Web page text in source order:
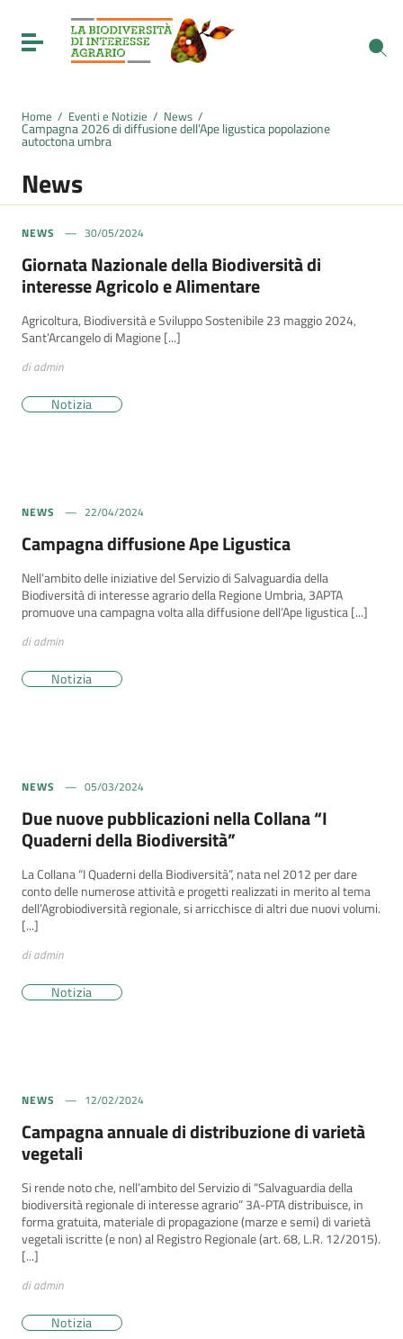
Vai al menu di navigazione
Vai al footer
Toggle navigation
Home / Eventi e Notizie / News /
Campagna 2026 di diffusione dell’Ape ligustica popolazione
autoctona umbra
News
NEWS 30/05/2024
Giornata Nazionale della Biodiversità di
interesse Agricolo e Alimentare
Agricoltura, Biodiversità e Sviluppo Sostenibile 23 maggio 2024,
Sant’Arcangelo di Magione [...]
di admin
Notizia
NEWS 22/04/2024
Campagna diffusione Ape Ligustica
Nell’ambito delle iniziative del Servizio di Salvaguardia della
Biodiversità di interesse agrario della Regione Umbria, 3APTA
promuove una campagna volta alla diffusione dell’Ape ligustica [...]
di admin
Notizia
NEWS 05/03/2024
Due nuove pubblicazioni nella Collana “I
Quaderni della Biodiversità”
La Collana “I Quaderni della Biodiversità”, nata nel 2012 per dare
conto delle numerose attività e progetti realizzati in merito al tema
dell’Agrobiodiversità regionale, si arricchisce di altri due nuovi volumi.
[...]
di admin
Notizia
NEWS 12/02/2024
Campagna annuale di distribuzione di varietà
vegetali
Si rende noto che, nell’ambito del Servizio di “Salvaguardia della
biodiversità regionale di interesse agrario” 3A-PTA distribuisce, in
forma gratuita, materiale di propagazione (marze e semi) di varietà
vegetali iscritte (e non) al Registro Regionale (art. 68, L.R. 12/2015).
[...]
di admin
Notizia